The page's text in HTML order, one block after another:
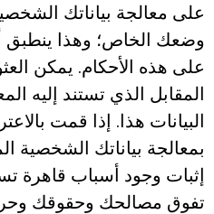
على معالجة بياناتك
وضعك الخاص؛ وهذا ينطبق
على هذه الأحكام. يمكن
المقابل الذي تستند إليه
البيانات هذا. إذا قمت
بمعالجة بياناتك الشخصية
إثبات وجود أسباب قاهرة
تفوق مصالحك وحقوقك